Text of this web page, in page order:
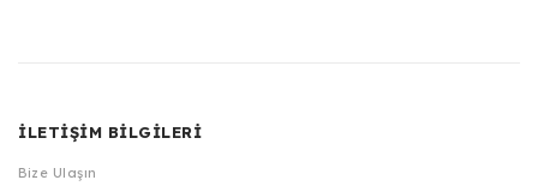
İLETİŞİM BİLGİLERİ
Bize Ulaşın